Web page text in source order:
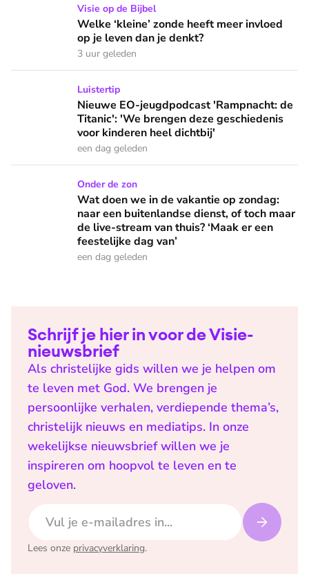
Welke ‘kleine’ zonde heeft meer invloed op je leven dan je
Visie op de Bijbel
Welke ‘kleine’ zonde heeft meer invloed
op je leven dan je denkt?
3 uur geleden
Nieuwe EO-jeugdpodcast 'Rampnacht: de Titanic': 'We
Luistertip
Nieuwe EO-jeugdpodcast 'Rampnacht: de
Titanic': 'We brengen deze geschiedenis
voor kinderen heel dichtbij'
een dag geleden
Wat doen we in de vakantie op zondag: naar een
Onder de zon
Wat doen we in de vakantie op zondag:
naar een buitenlandse dienst, of toch maar
de live-stream van thuis? ‘Maak er een
feestelijke dag van’
een dag geleden
Schrijf je hier in voor de Visie-
nieuwsbrief
Als christelijke gids willen we je helpen om
te leven met God. We brengen je
persoonlijke verhalen, verdiepende thema’s,
christelijk nieuws en mediatips. In onze
wekelijkse nieuwsbrief willen we je
inspireren om hoopvol te leven en te
geloven.
Lees onze privacyverklaring.